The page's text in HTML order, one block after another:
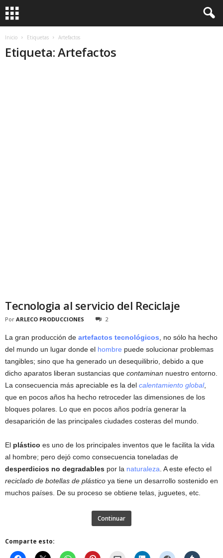
Inicio Etiquetas Artefactos
Etiqueta: Artefactos
Tecnologia al servicio del Reciclaje
Por ARLECO PRODUCCIONES 2
La gran producción de artefactos tecnológicos , no sólo ha hecho
del mundo un lugar donde el hombre puede solucionar problemas
tangibles; sino que ha generado un desequilibrio, debido a que
dicho aparatos liberan sustancias que contaminan nuestro entorno.
La consecuencia más apreciable es la del calentamiento global,
que en pocos años ha hecho retroceder las dimensiones de los
bloques polares. Lo que en pocos años podría generar la
desaparición de las principales ciudades costeras del mundo.
El plástico es uno de los principales inventos que le facilita la vida
al hombre; pero dejó como consecuencia toneladas de
desperdicios no degradables por la naturaleza . A este efecto el
reciclado de botellas de plástico ya tiene un desarrollo sostenido en
muchos países. De su proceso se obtiene telas, juguetes, etc.
Continuar
Comparte esto: